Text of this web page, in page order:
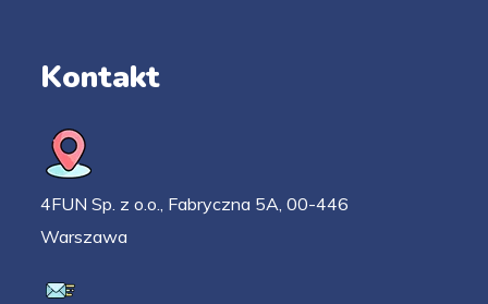
Kontakt
4FUN Sp. z o.o., Fabryczna 5A, 00-446
Warszawa